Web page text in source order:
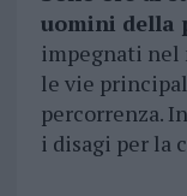
uomini della
impegnati nel
le vie
percorrenza.
i disagi per la